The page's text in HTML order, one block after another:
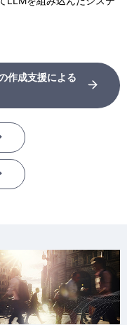
作成支援による